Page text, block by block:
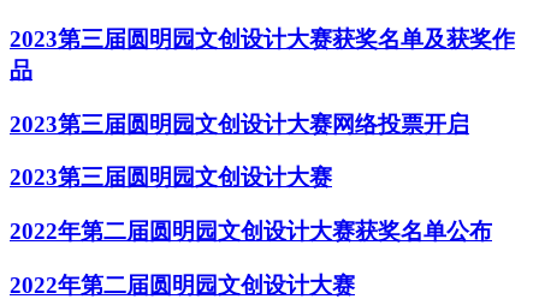
2023第三届圆明园文创设计大赛获奖名单及获奖作
品
2023第三届圆明园文创设计大赛网络投票开启
2023第三届圆明园文创设计大赛
2022年第二届圆明园文创设计大赛获奖名单公布
2022年第二届圆明园文创设计大赛